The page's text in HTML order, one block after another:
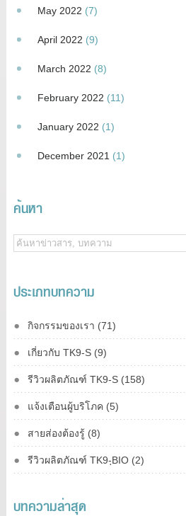
May 2022 (7)
April 2022 (9)
March 2022 (8)
February 2022 (11)
January 2022 (1)
December 2021 (1)
ค้นหา
ประเภทบทความ
กิจกรรมของเรา (71)
เกี่ยวกับ TK9-S (9)
รีวิวผลิตภัณฑ์ TK9-S (158)
แจ้งเตือนผู้บริโภค (5)
สายส่องต้องรู้ (8)
รีวิวผลิตภัณฑ์ TK9-ฺBIO (2)
บทความล่าสุด